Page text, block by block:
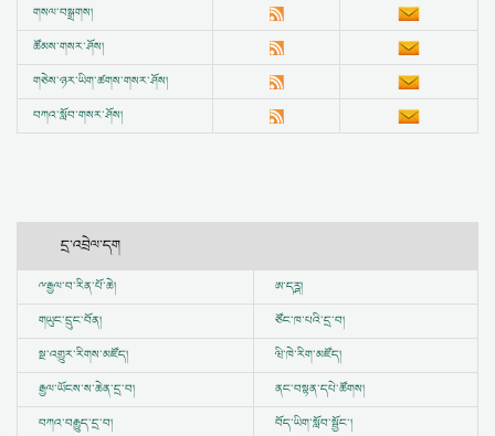
གསལ་བསྒྲགས།
ཚོམས་གསར་ཤོས།
གཅེས་ཉར་ཡིག་ཚགས་གསར་ཤོས།
བཀའ་སློབ་གསར་ཤོས།
དྲ་འབྲེལ་དག
ྋརྒྱལ་བ་རིན་པོ་ཆེ།
ཨ་དཪྴ།
གཡུང་དྲུང་བོན།
ཙོང་ཁ་པའི་དྲ་བ།
སྔ་འགྱུར་རིགས་མཛོད།
ཝི་ཁེ་རིག་མཛོད།
རྒྱལ་ཡོངས་ས་ཆེན་དྲ་བ།
ནང་བསྟན་དཔེ་ཚོགས།
བཀའ་བརྒྱུད་དྲ་བ།
བོད་ཡིག་སློབ་སྦྱོང་།